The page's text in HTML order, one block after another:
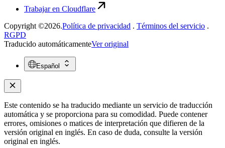
Trabajar en Cloudflare
Copyright ©2026.Política de privacidad . Términos del servicio .
RGPD
Traducido automáticamenteVer original
Español
Este contenido se ha traducido mediante un servicio de traducción
automática y se proporciona para su comodidad. Puede contener
errores, omisiones o matices de interpretación que difieren de la
versión original en inglés. En caso de duda, consulte la versión
original en inglés.